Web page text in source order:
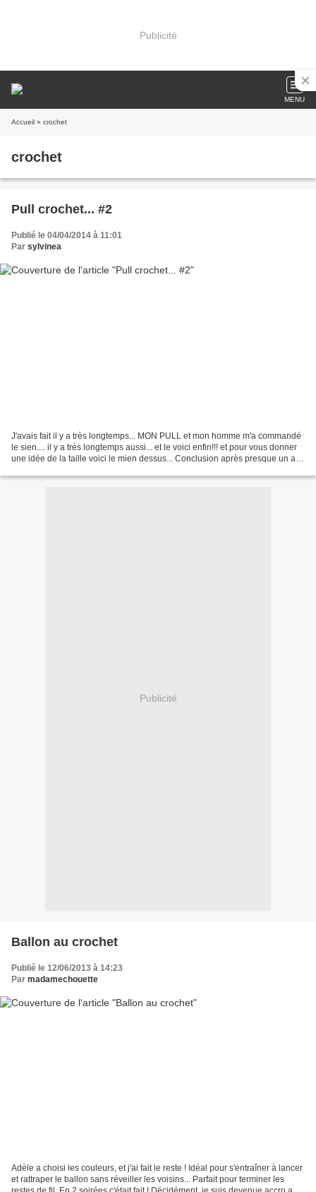
Publicité
MENU
Accueil » crochet
crochet
Pull crochet... #2
Publié le 04/04/2014 à 11:01
Par sylvinea
J'avais fait il y a très longtemps... MON PULL et mon homme m'a commandé
le sien.... il y a très longtemps aussi... et le voici enfin!!! et pour vous donner
une idée de la taille voici le mien dessus... Conclusion après presque un an
Publicité
Ballon au crochet
Publié le 12/06/2013 à 14:23
Par madamechouette
Adèle a choisi les couleurs, et j'ai fait le reste ! Idéal pour s'entraîner à lancer
et rattraper le ballon sans réveiller les voisins... Parfait pour terminer les